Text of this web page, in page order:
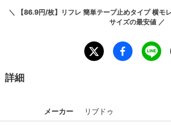
＼
【86.9円/枚】リフレ 簡単テープ止めタイプ 横
サイズの最安値 ／
詳細
メーカー リブドゥ